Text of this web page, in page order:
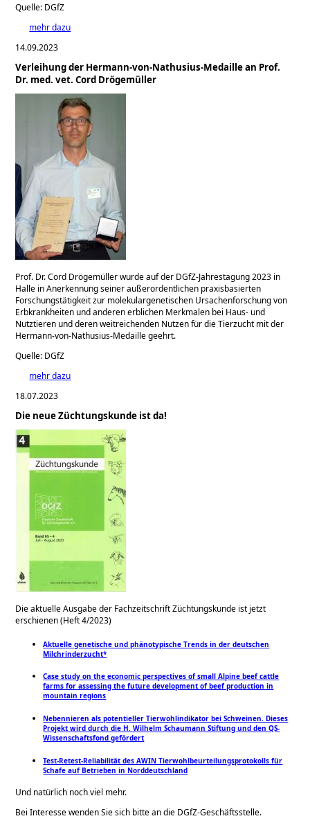
Quelle: DGfZ
mehr dazu
14.09.2023
Verleihung der Hermann-von-Nathusius-Medaille an Prof.
Dr. med. vet. Cord Drögemüller
Prof. Dr. Cord Drögemüller wurde auf der DGfZ-Jahrestagung 2023 in
Halle in Anerkennung seiner außerordentlichen praxisbasierten
Forschungstätigkeit zur molekulargenetischen Ursachenforschung von
Erbkrankheiten und anderen erblichen Merkmalen bei Haus- und
Nutztieren und deren weitreichenden Nutzen für die Tierzucht mit der
Hermann-von-Nathusius-Medaille geehrt.
Quelle: DGfZ
mehr dazu
18.07.2023
Die neue Züchtungskunde ist da!
Die aktuelle Ausgabe der Fachzeitschrift Züchtungskunde ist jetzt
erschienen (Heft 4/2023)
Aktuelle genetische und phänotypische Trends in der deutschen
Milchrinderzucht*
Case study on the economic perspectives of small Alpine beef cattle
farms for assessing the future development of beef production in
mountain regions
Nebennieren als potentieller Tierwohlindikator bei Schweinen. Dieses
Projekt wird durch die H. Wilhelm Schaumann Stiftung und den QS-
Wissenschaftsfond gefördert
Test-Retest-Reliabilität des AWIN Tierwohlbeurteilungsprotokolls für
Schafe auf Betrieben in Norddeutschland
Und natürlich noch viel mehr.
Bei Interesse wenden Sie sich bitte an die DGfZ-Geschäftsstelle.